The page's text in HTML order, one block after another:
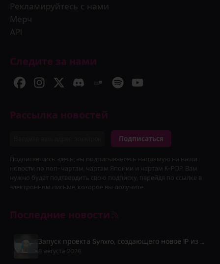
Рекламируйтесь с нами
Мерч
API
Следите за нами
Рассылка новостей
Подписаться
Подписавшись здесь, вы подписываетесь напрямую на наши
новости по поп-чартам, чартам Японии и чартам K-POP. Вам
нужно будет подтвердить свою подписку, перейдя по ссылке в
электронном письме, которое вы получите.
Последние новости
Запуск проекта Synxro, создающего новое IP из вымышленных аниме-опенингов
6 августа 2026